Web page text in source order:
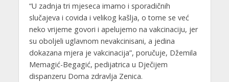
“U zadnja tri mjeseca imamo i sporadičnih
slučajeva i covida i velikog kašlja, o tome se već
neko vrijeme govori i apelujemo na vakcinaciju, jer
su oboljeli uglavnom nevakcinisani, a jedina
dokazana mjera je vakcinacija”, poručuje, Džemila
Memagić-Begagić, pedijatrica u Dječijem
dispanzeru Doma zdravlja Zenica.